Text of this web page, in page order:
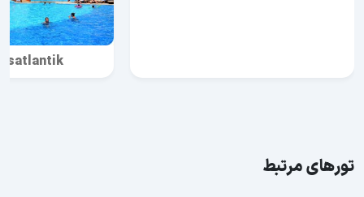
تورهای مرتبط